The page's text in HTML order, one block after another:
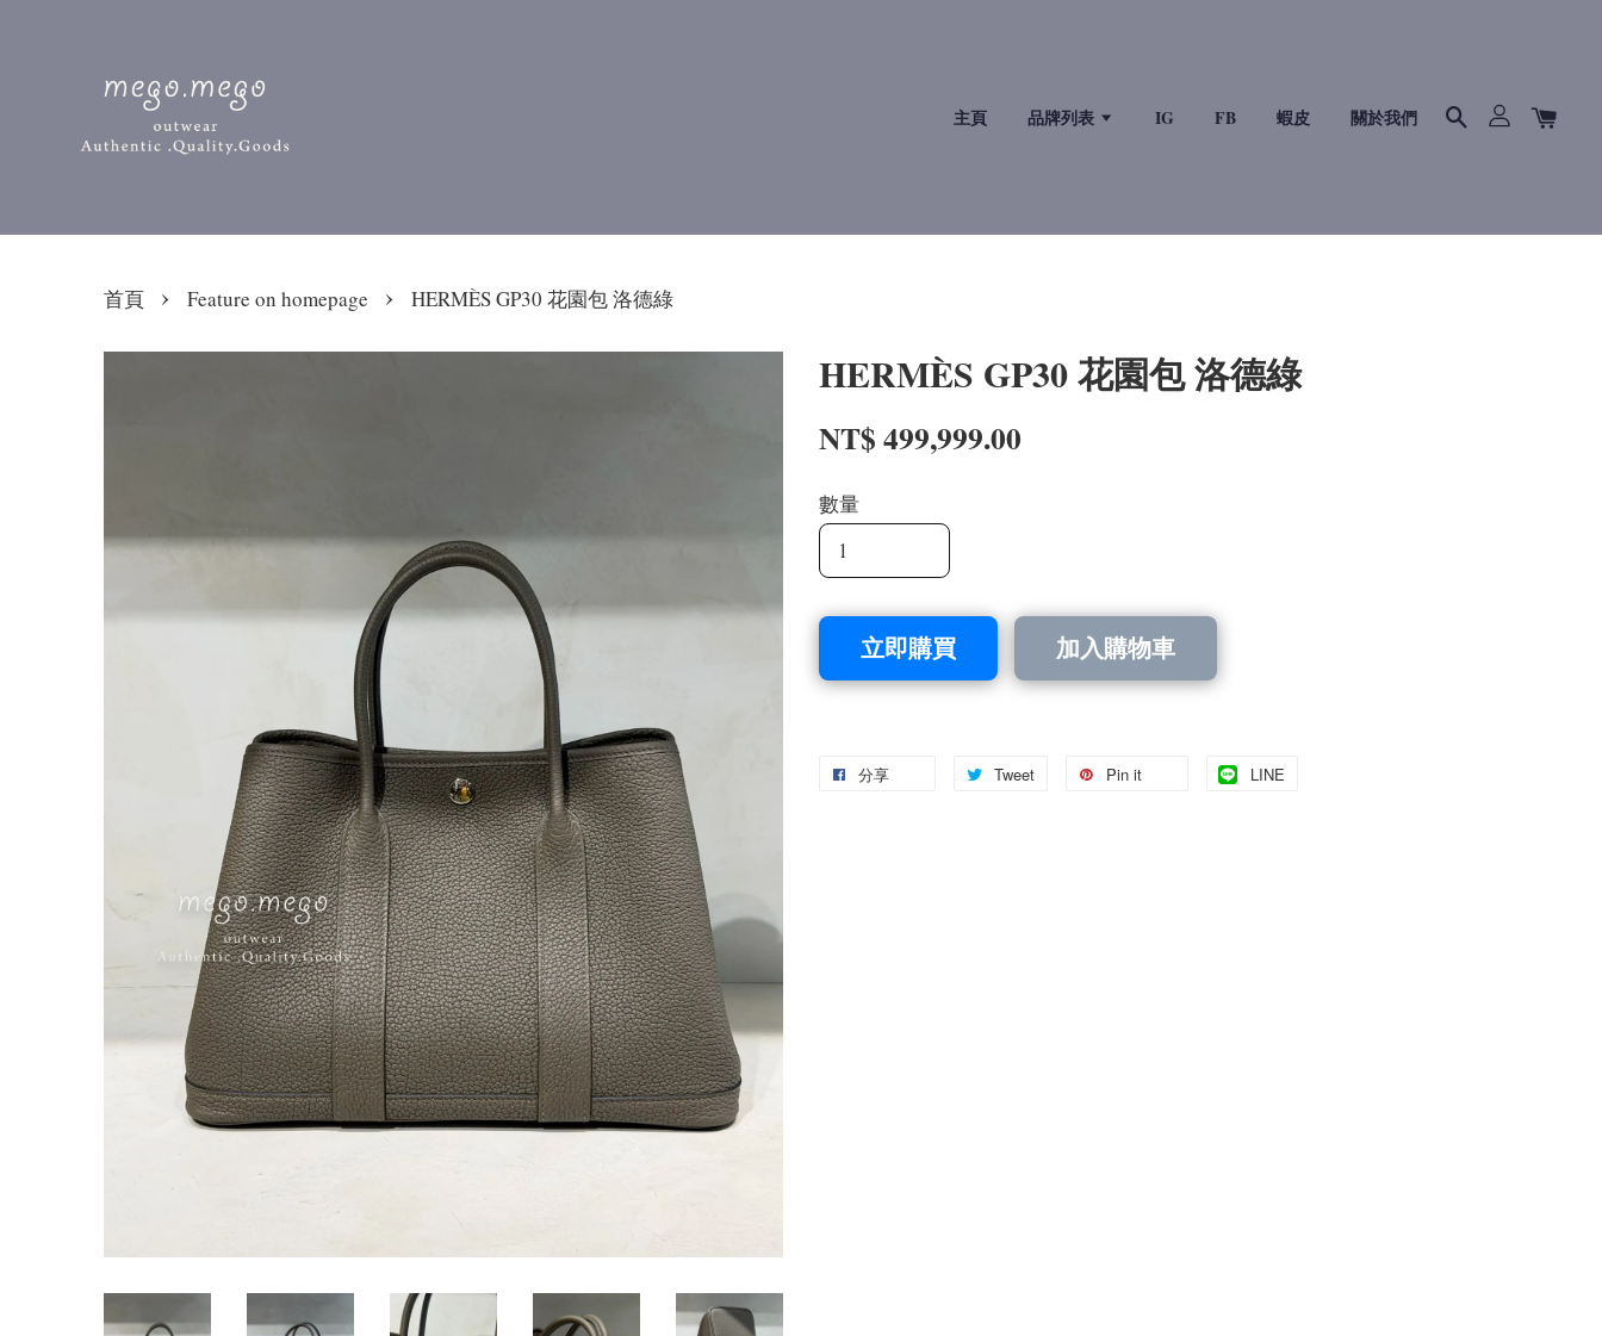
主頁 品牌列表 IG FB 蝦皮 關於我們
首頁 › Feature on homepage › HERMÈS GP30 花園包 洛德綠
HERMÈS GP30 花園包 洛德綠
NT$ 499,999.00
數量
立即購買 加入購物車
分享 Tweet Pin it LINE